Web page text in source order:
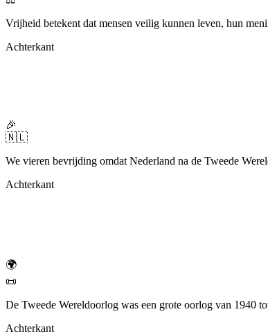
Vrijheid betekent dat mensen veilig kunnen leven, hun
Achterkant
🎉
🇳🇱
We vieren bevrijding omdat Nederland na de Tweede
Achterkant
🌍
📜
De Tweede Wereldoorlog was een grote oorlog van 1940
Achterkant